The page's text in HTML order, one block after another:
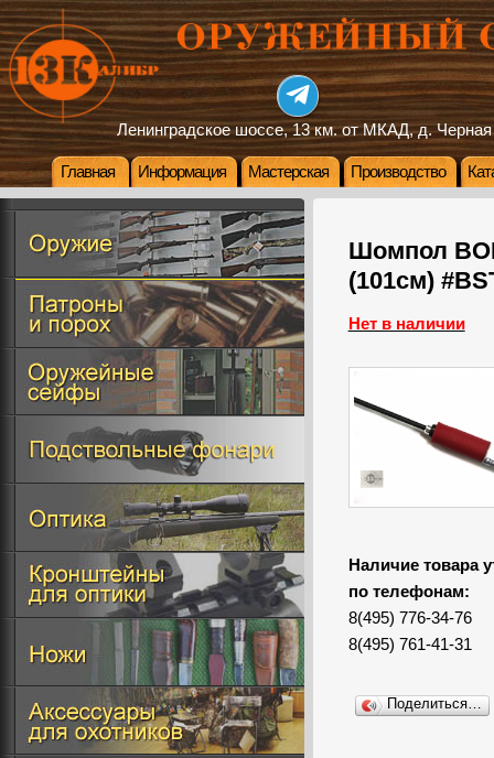
Ленинградское шоссе, 13 км. от МКАД, д. Черная
Главная Информация Мастерская Производство
Шомпол
(101см)
Нет в наличии
Наличие товара
по телефонам:
8(495) 776-34-76
8(495) 761-41-31
Поделиться…